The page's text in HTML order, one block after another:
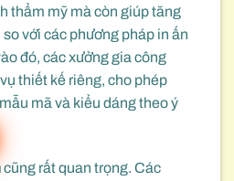
thẩm mỹ mà còn giúp tăng
với các phương pháp in ấn
đó, các xưởng gia công
thiết kế riêng, cho phép
mã và kiểu dáng theo ý
cũng rất quan trọng. Các